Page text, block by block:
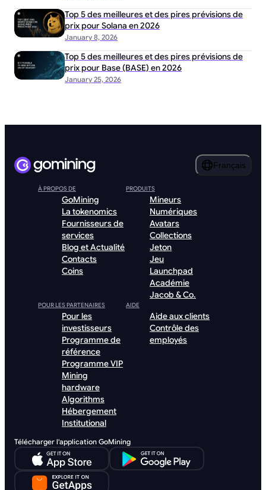
January 8, 2026
Top 5 des meilleures et des pires prévisions de
prix pour Solana en 2026
January 25, 2026
Top 5 des meilleures et des pires prévisions de
prix pour Base (BASE) en 2026
Français
À PROPOS DE
GoMining
La tokenomics
Fournisseurs de
services
Blog et Actualité
Contacts
Coins
PRODUITS
Mineurs
Numériques
Avatars
Collections
Jeton
Jeu
Launchpad
Académie
Jacob & Co.
POUR LES PARTENAIRES
Pour les
investisseurs
Programme de
référence
Programme VIP
Mining
hardware
Algorithms
Hébergement
Institutional
AIDE
Aide aux clients
Contrôle des
employés
Télécharger l'application GoMining